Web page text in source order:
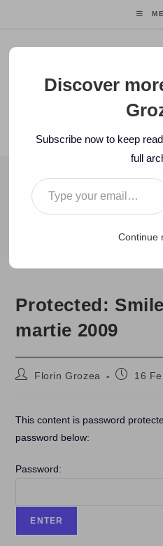
Florin
ENTREPRENEUR.
BLOG
2008 > February > 16 >
Protected:
martie 2009
PostFlorin Grozea
Post16
This content is password
password below:
Password:
Discover
Subscribe now to keep
full
Type your email…
Continue